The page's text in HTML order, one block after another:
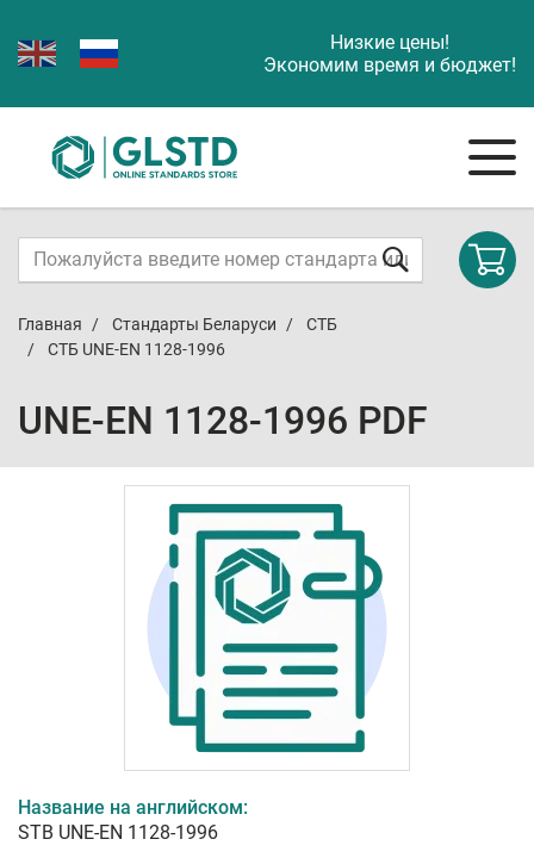
Низкие цены!
Экономим время и бюджет!
Главная Стандарты Беларуси
СТБ
СТБ UNE-EN 1128-1996
UNE-EN 1128-1996 PDF
Название на английском:
STB UNE-EN 1128-1996